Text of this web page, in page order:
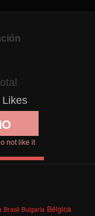
Likes
not like it
Brasil Bulgaria Bélgica